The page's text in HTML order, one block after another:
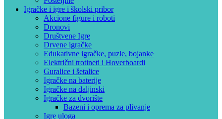
Igračke i igre i školski pribor
Akcione figure i roboti
Dronovi
Društvene Igre
Drvene igračke
Edukativne igračke, puzle, bojanke
Električni trotineti i Hoverboardi
Guralice i šetalice
Igračke na baterije
Igračke na daljinski
‎Igračke za dvorište
Bazeni i oprema za plivanje
Igre uloga